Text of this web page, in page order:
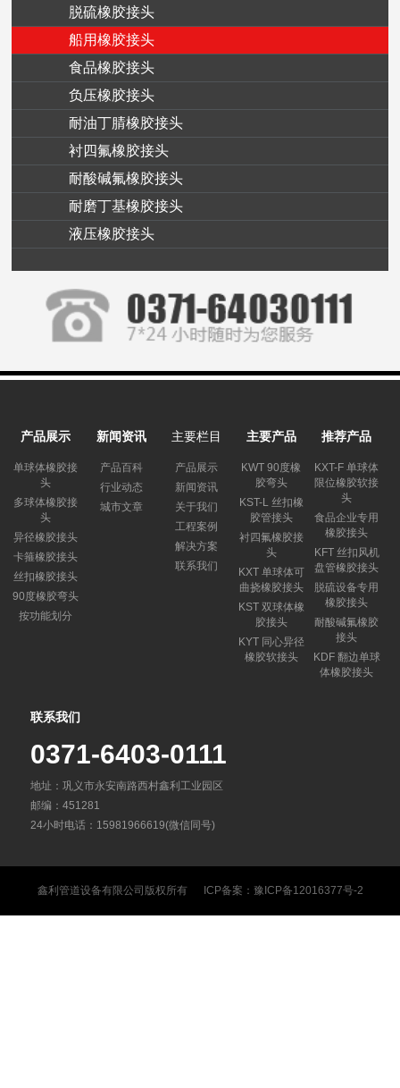
脱硫橡胶接头
船用橡胶接头
食品橡胶接头
负压橡胶接头
耐油丁腈橡胶接头
衬四氟橡胶接头
耐酸碱氟橡胶接头
耐磨丁基橡胶接头
液压橡胶接头
产品展示
单球体橡胶接
头
多球体橡胶接
头
异径橡胶接头
卡箍橡胶接头
丝扣橡胶接头
90度橡胶弯头
按功能划分
新闻资讯
产品百科
行业动态
城市文章
主要栏目
产品展示
新闻资讯
关于我们
工程案例
解决方案
联系我们
主要产品
KWT 90度橡
胶弯头
KST-L 丝扣橡
胶管接头
衬四氟橡胶接
头
KXT 单球体可
曲挠橡胶接头
KST 双球体橡
胶接头
KYT 同心异径
橡胶软接头
推荐产品
KXT-F 单球体
限位橡胶软接
头
食品企业专用
橡胶接头
KFT 丝扣风机
盘管橡胶接头
脱硫设备专用
橡胶接头
耐酸碱氟橡胶
接头
KDF 翻边单球
体橡胶接头
联系我们
0371-6403-0111
地址：巩义市永安南路西村鑫利工业园区
邮编：451281
24小时电话：15981966619(微信同号)
鑫利管道设备有限公司 版权所有 ICP备案： 豫ICP备12016377号-2